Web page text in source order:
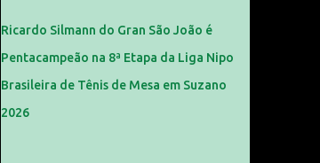
Ricardo Silmann do Gran São João é
Pentacampeão na 8ª Etapa da Liga Nipo
Brasileira de Tênis de Mesa em Suzano
2026